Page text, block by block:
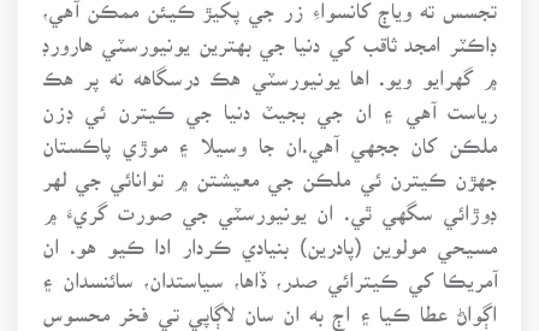
ڊاڪٽر امجد ثاقب کي دنيا جي بهترين يونيورسٽي هارورڊ
۾ گهرايو ويو. اها يونيورسٽي هڪ درسگاهه نه پر هڪ
رياست آهي ۽ ان جي بجيٽ دنيا جي ڪيترن ئي ڊزن
ملڪن کان ججهي آهي.ان جا وسيلا ۽ موڙي پاڪستان
جهڙن ڪيترن ئي ملڪن جي معيشتن ۾ توانائي جي لهر
ڊوڙائي سگهي ٿي. ان يونيورسٽي جي صورت گريءَ ۾
مسيحي مولوين (پادرين) بنيادي ڪردار ادا ڪيو هو. ان
آمريڪا کي ڪيترائي صدر، ڏاها، سياستدان، سائنسدان ۽
اڳواڻ عطا ڪيا ۽ اڄ به ان سان لاڳاپي تي فخر محسوس